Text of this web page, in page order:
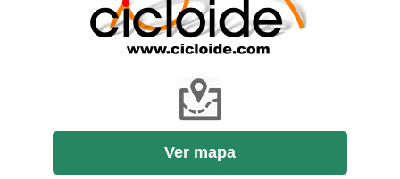
Ver mapa